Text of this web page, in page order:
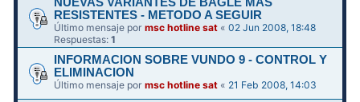
RESISTENTES - METODO A SEGUIR
Último mensaje pormsc hotline sat «02 Jun 2008, 18:48
Respuestas:1
INFORMACION SOBRE VUNDO 9 - CONTROL Y
ELIMINACION
Último mensaje pormsc hotline sat « 21 Feb 2008, 14:03